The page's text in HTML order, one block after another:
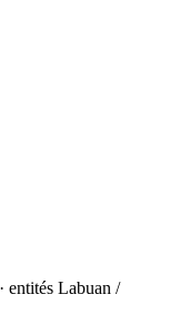
entités Labuan /